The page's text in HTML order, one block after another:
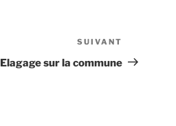
suivant
SUIVANT
Elagage sur la commune